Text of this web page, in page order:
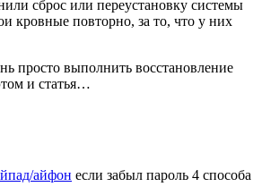
сброс или переустановку системы
кровные повторно, за то, что у них
просто выполнить восстановление
и статья…
айфон если забыл пароль 4 способа